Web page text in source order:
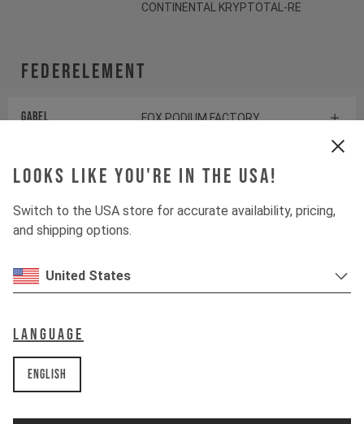
Looks like you're in the USA!
Switch to the USA store for accurate availability, pricing,
and shipping options.
United States
Language
English
CONTINENTAL KRYPTOTAL-RE
Federelement
Gabel FOX PODIUM FACTORY
Antrieb
Kurbelgarnitur
Kassette
Schaltwerk